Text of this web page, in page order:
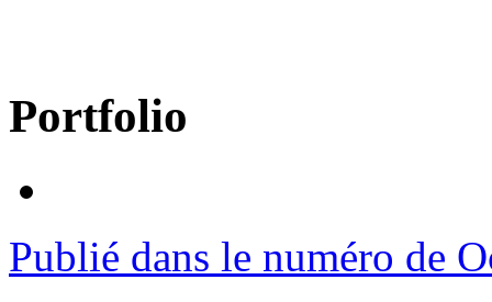
Portfolio
Publié dans le numéro de